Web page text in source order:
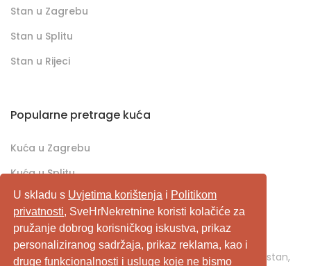
U skladu s Uvjetima korištenja i Politikom
privatnosti, SveHrNekretnine koristi kolačiće za
pružanje dobrog korisničkog iskustva, prikaz
personaliziranog sadržaja, prikaz reklama, kao i
druge funkcionalnosti i usluge koje ne bismo
Stan u Zagrebu
Stan u Splitu
Stan u Rijeci
Popularne pretrage kuća
Kuća u Zagrebu
Kuća u Splitu
Kuća u Rijeci
SveHrNekretnine.com predstavlja sveobuhvatan
pretraživač/oglašivač nekretnina. Ukoliko je u pitanju stan,